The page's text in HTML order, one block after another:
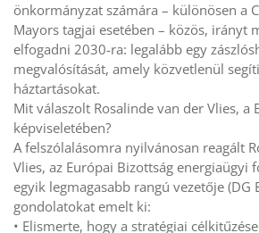
önkormányzat számára – különösen a
Mayors tagjai esetében – közös, irányt
elfogadni 2030-ra: legalább egy
megvalósítását, amely közvetlenül
háztartásokat.
Mit válaszolt Rosalinde van der Vlies, a
képviseletében?
A felszólalásomra nyilvánosan reagált
Vlies, az Európai Bizottság energiaügyi
egyik legmagasabb rangú vezetője (DG
gondolatokat emelt ki:
• Elismerte, hogy a stratégiai